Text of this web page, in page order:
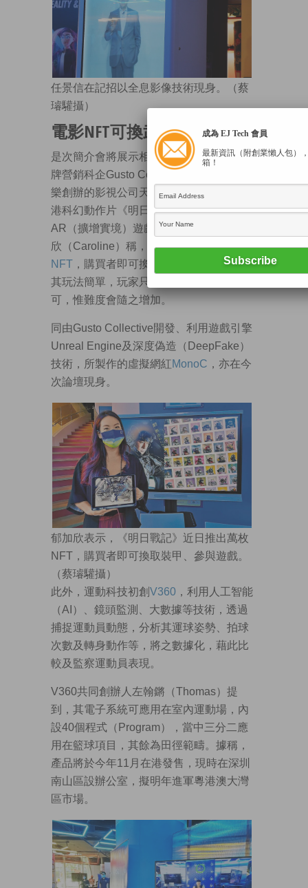
任景信在記招以全息影像技術現身。（蔡
璿驩攝）
電影NFT可換武器過關
是次簡介會將展示相關遊戲體驗。本港品
牌營銷科企Gusto Collective，夥拍由古天
樂創辦的影視公司天下一集團，開發以本
港科幻動作片《明日戰記》為藍本的
AR（擴增實境）遊戲。公司市場總監郁加
欣（Caroline）稱，電影近日推出萬枚
NFT ，購買者即可換取裝甲、參與遊戲。
其玩法簡單，玩家只須越過關卡障礙物即
可，惟難度會隨之增加。
同由Gusto Collective開發、利用遊戲引擎
Unreal Engine及深度偽造（DeepFake）
技術，所製作的虛擬網紅MonoC ，亦在今
次論壇現身。
郁加欣表示，《明日戰記》近日推出萬枚
NFT，購買者即可換取裝甲、參與遊戲。
（蔡璿驩攝）
此外，運動科技初創V360 ，利用人工智能
（AI）、鏡頭監測、大數據等技術，透過
捕捉運動員動態，分析其運球姿勢、拍球
次數及轉身動作等，將之數據化，藉此比
較及監察運動員表現。
V360共同創辦人左翰鏘（Thomas）提
到，其電子系統可應用在室內運動場，內
設40個程式（Program），當中三分二應
用在籃球項目，其餘為田徑範疇。據稱，
產品將於今年11月在港發售，現時在深圳
南山區設辦公室，擬明年進軍粵港澳大灣
區市場。
成為 EJ Tech 會員
最新資訊（附創業懶人包）
箱！